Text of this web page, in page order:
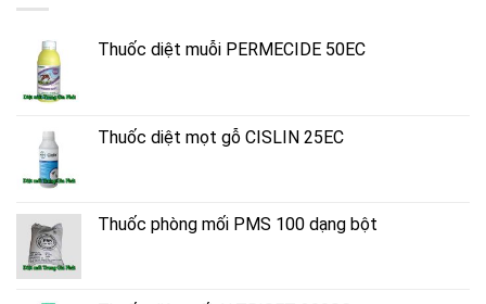
Thuốc diệt muỗi PERMECIDE 50EC
Thuốc diệt mọt gỗ CISLIN 25EC
Thuốc phòng mối PMS 100 dạng bột